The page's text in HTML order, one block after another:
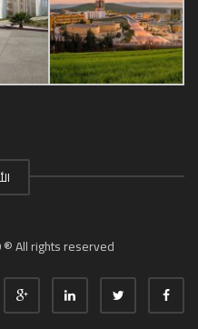
All rights reserved